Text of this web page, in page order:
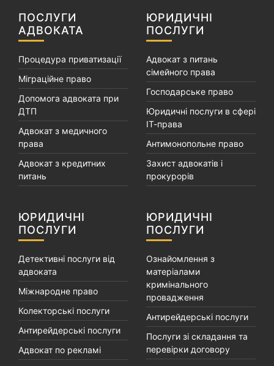
ПОСЛУГИ
АДВОКАТА
Процедура приватизації
Міграційне право
Допомога адвоката при
ДТП
Адвокат з медичного
права
Адвокат з кредитних
питань
ЮРИДИЧНІ
ПОСЛУГИ
Адвокат з питань
сімейного права
Господарське право
Юридичні послуги в сфері
ІТ-права
Антимонопольне право
Захист адвокатів і
прокурорів
ЮРИДИЧНІ
ПОСЛУГИ
Детективні послуги від
адвоката
Міжнародне право
Колекторські послуги
Антирейдерські послуги
Адвокат по рекламі
ЮРИДИЧНІ
ПОСЛУГИ
Ознайомлення з
матеріалами
кримінального
провадження
Антирейдерські послуги
Послуги зі складання та
перевірки договору